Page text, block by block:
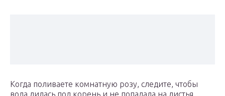
Когда поливаете комнатную розу, следите, чтобы
вода лилась под корень и не попадала на листья.